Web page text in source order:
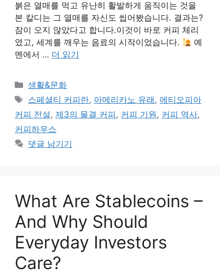
붉은 열매를 먹고 유난히 활발하게 움직이는 것을
본 칼디는 그 열매를 자신도 씹어봤습니다. 결과는?
잠이 오지 않았다고 합니다.이것이 바로 커피 체리
였고, 세계를 깨우는 음료의 시작이었습니다.
예
멘에서 … 더 읽기
카
테
리
생활&문화
태
그
스페셜티 커피란, 아메리카노 유래 , 에티오피아
커피 전설 , 제3의 물결 커피 , 커피 기원, 커피 역사,
커피하우스
댓글 남기기
What Are Stablecoins –
And Why Should
Everyday Investors
Care?